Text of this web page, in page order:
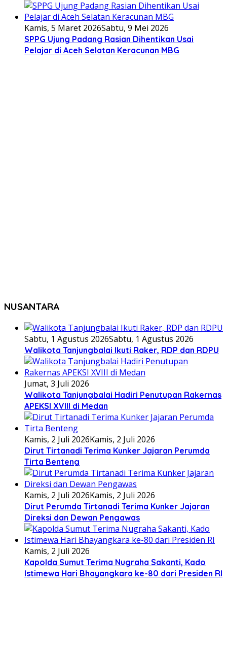
Kamis, 5 Maret 2026Sabtu, 9 Mei 2026
SPPG Ujung Padang Rasian Dihentikan Usai
Pelajar di Aceh Selatan Keracunan MBG
NUSANTARA
Sabtu, 1 Agustus 2026Sabtu, 1 Agustus 2026
Walikota Tanjungbalai Ikuti Raker, RDP dan RDPU
Jumat, 3 Juli 2026
Walikota Tanjungbalai Hadiri Penutupan Rakernas
APEKSI XVIII di Medan
Kamis, 2 Juli 2026Kamis, 2 Juli 2026
Dirut Tirtanadi Terima Kunker Jajaran Perumda
Tirta Benteng
Kamis, 2 Juli 2026Kamis, 2 Juli 2026
Dirut Perumda Tirtanadi Terima Kunker Jajaran
Direksi dan Dewan Pengawas
Kamis, 2 Juli 2026
Kapolda Sumut Terima Nugraha Sakanti, Kado
Istimewa Hari Bhayangkara ke-80 dari Presiden RI